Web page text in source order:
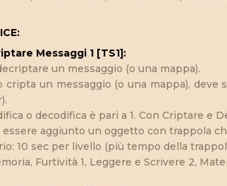
Messaggi 1 [TS1]:
un messaggio (o una mappa).
cripta un messaggio (o una mappa),
o decodifica è pari a 1. Con Criptare e
essere aggiunto un oggetto con trappola
10 sec per livello (più tempo della
Furtività 1, Leggere e Scrivere 2,